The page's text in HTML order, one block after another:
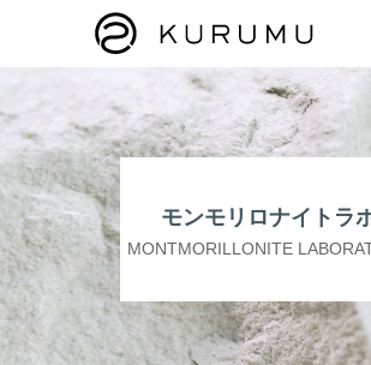
モンモリロナイトラ
MONTMORILLONITE
HOME
ABOUT
プロダクト
モンモリロナイトラボ